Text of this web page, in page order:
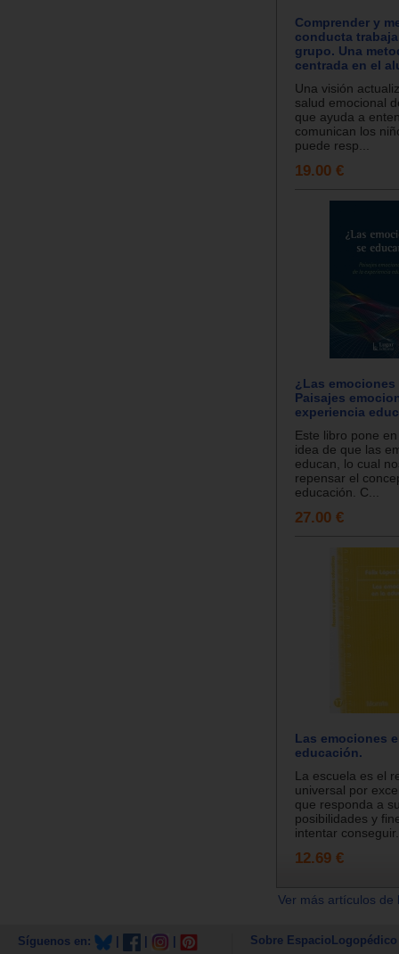
Comprender y
conducta
grupo. Una
centrada en el
Una visión
salud emocional
que ayuda a
comunican los
puede resp...
19.00 €
¿Las
Paisajes
experiencia
Este libro pone
idea de que las
educan, lo cual
repensar el
educación. C...
27.00 €
Las emociones
educación.
La escuela es el
universal por
que responda a
posibilidades y
intentar
12.69 €
Ver más artículos
Síguenos en: Sobre EspacioLogopédico